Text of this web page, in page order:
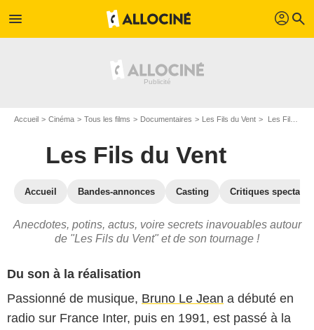
menu profil search
Accueil Cinéma Tous les films Documentaires Les Fils du Vent Les Fils du Vent : les secrets du tournage
Les Fils du Vent
Accueil Bandes-annonces Casting Critiques
Anecdotes, potins, actus, voire secrets inavouables autour
de "Les Fils du Vent" et de son tournage !
Du son à la réalisation
Passionné de musique, Bruno Le Jean a débuté en
radio sur France Inter, puis en 1991, est passé à la